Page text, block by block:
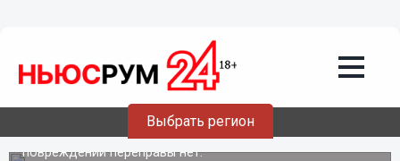
Выбрать регион
Стали известны подробности ДТП с
«КамАЗом» на паромной переправе в
В Госавтоинспекции рассказали, что грузовик задел
ограждение при въезде на паром. Пострадавших и
повреждений переправы нет.